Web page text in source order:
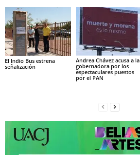
El Indio Bus estrena
señalización
Andrea Chávez acusa a la
gobernadora por los
espectaculares puestos
por el PAN